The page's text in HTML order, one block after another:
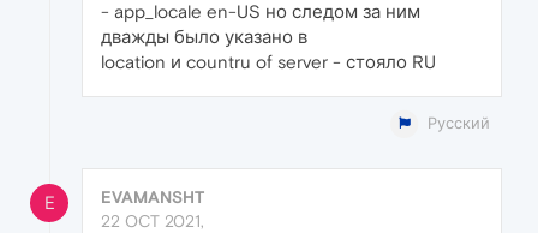
- app_locale en-US но следом за ним
дважды было указано в
location и countru of server - стояло RU
Русский
E
EVAMANSHT
22 OCT 2021,